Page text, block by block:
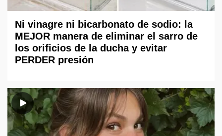
Ni vinagre ni bicarbonato de sodio: la
MEJOR manera de eliminar el sarro de
los orificios de la ducha y evitar
PERDER presión